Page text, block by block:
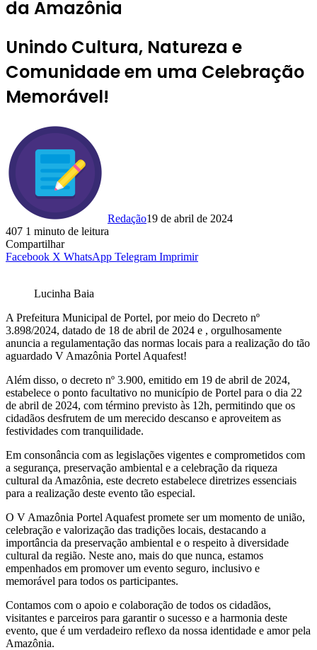
da Amazônia
Unindo Cultura, Natureza e
Comunidade em uma Celebração
Memorável!
Redação19 de abril de 2024
407 1 minuto de leitura
Compartilhar
Facebook X WhatsApp Telegram Imprimir
Lucinha Baia
A Prefeitura Municipal de Portel, por meio do Decreto nº
3.898/2024, datado de 18 de abril de 2024 e , orgulhosamente
anuncia a regulamentação das normas locais para a realização do tão
aguardado V Amazônia Portel Aquafest!
Além disso, o decreto nº 3.900, emitido em 19 de abril de 2024,
estabelece o ponto facultativo no município de Portel para o dia 22
de abril de 2024, com término previsto às 12h, permitindo que os
cidadãos desfrutem de um merecido descanso e aproveitem as
festividades com tranquilidade.
Em consonância com as legislações vigentes e comprometidos com
a segurança, preservação ambiental e a celebração da riqueza
cultural da Amazônia, este decreto estabelece diretrizes essenciais
para a realização deste evento tão especial.
O V Amazônia Portel Aquafest promete ser um momento de união,
celebração e valorização das tradições locais, destacando a
importância da preservação ambiental e o respeito à diversidade
cultural da região. Neste ano, mais do que nunca, estamos
empenhados em promover um evento seguro, inclusivo e
memorável para todos os participantes.
Contamos com o apoio e colaboração de todos os cidadãos,
visitantes e parceiros para garantir o sucesso e a harmonia deste
evento, que é um verdadeiro reflexo da nossa identidade e amor pela
Amazônia.